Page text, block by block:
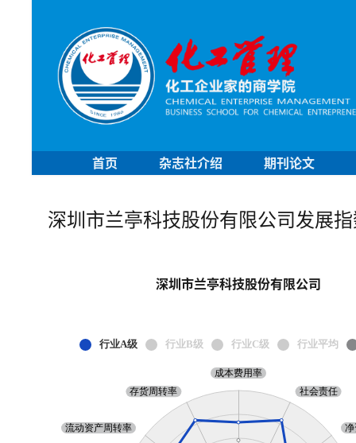
首页 杂志社介绍 期刊论文
深圳市兰亭科技股份有限公司发展
深圳市兰亭科技股份有限公司